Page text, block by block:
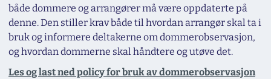
både dommere og arrangører må være oppdaterte på
denne. Den stiller krav både til hvordan arrangør skal ta i
bruk og informere deltakerne om dommerobservasjon,
og hvordan dommerne skal håndtere og utøve det.
Les og last ned policy for bruk av dommerobservasjon